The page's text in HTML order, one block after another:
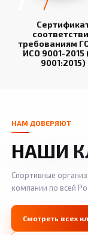
требованиям
ИСО 9001-2015
9001:2015)
НАМ ДОВЕРЯЮТ
НАШИ
Спортивные
компании по всей
Смотреть всех